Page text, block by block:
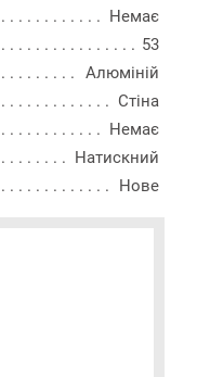
Немає
53
Алюміній
Стіна
Немає
Натискний
Нове